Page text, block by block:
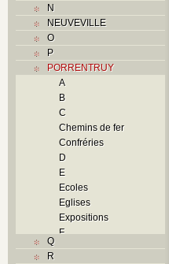
N
NEUVEVILLE
O
P
PORRENTRUY
A
B
C
Chemins de fer
Confréries
D
E
Ecoles
Eglises
Expositions
F
Q
R